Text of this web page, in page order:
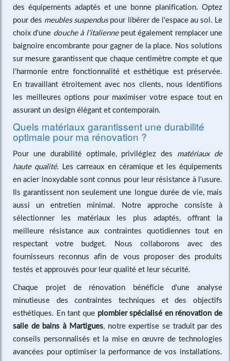
des équipements adaptés et une bonne planification. Optez
pour des meubles suspenduspour libérer de l'espace au sol. Le
choix d'une douche à l'italiennepeut également remplacer une
baignoire encombrante pour gagner de la place. Nos solutions
sur mesure garantissent que chaque centimètre compte et que
l'harmonie entre fonctionnalité et esthétique est préservée.
En travaillant étroitement avec nos clients, nous identifions
les meilleures options pour maximiser votre espace tout en
assurant un design élégant et contemporain.
Quels matériaux garantissent une durabilité
optimale pour ma rénovation ?
Pour une durabilité optimale, privilégiez des matériaux de
haute qualité. Les carreaux en céramique et les équipements
en acier inoxydable sont connus pour leur résistance à l'usure.
Ils garantissent non seulement une longue durée de vie, mais
aussi un entretien minimal. Notre approche consiste à
sélectionner les matériaux les plus adaptés, offrant la
meilleure résistance aux contraintes quotidiennes tout en
respectant votre budget. Nous collaborons avec des
fournisseurs reconnus afin de vous proposer des produits
testés et approuvés pour leur qualité et leur sécurité.
Chaque projet de rénovation bénéficie d'une analyse
minutieuse des contraintes techniques et des objectifs
esthétiques. En tant que plombier spécialisé en rénovation de
salle de bains à Martigues, notre expertise se traduit par des
conseils personnalisés et la mise en œuvre de technologies
avancées pour optimiser la performance de vos installations.